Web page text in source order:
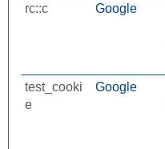
rc::c Google
test_cooki
e
Google